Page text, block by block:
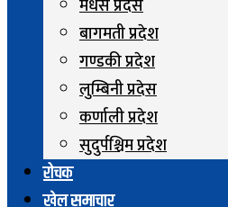
मधेस प्रदेस
बागमती प्रदेश
गण्डकी प्रदेश
लुम्बिनी प्रदेस
कर्णाली प्रदेश
सुदुर्पश्चिम प्रदेश
रोचक
खेल समाचार